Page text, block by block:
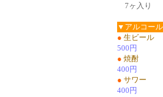
7ヶ入り
▼アルコール
● 生ビール
500円
● 焼酎
400円
● サワー
400円